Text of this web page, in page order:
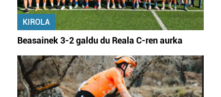
KIROLA
Beasainek 3-2 galdu du Reala C-ren aurka